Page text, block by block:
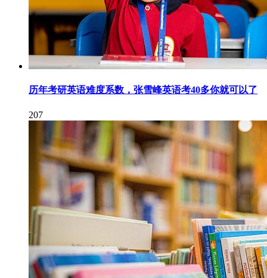
历年考研英语难度系数，张雪峰英语考40多你就可以了
207